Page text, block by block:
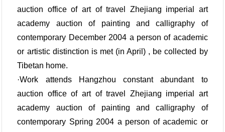
auction office of art of travel Zhejiang imperial art
academy auction of painting and calligraphy of
contemporary December 2004 a person of academic
or artistic distinction is met (in April) , be collected by
Tibetan home.
·Work attends Hangzhou constant abundant to
auction office of art of travel Zhejiang imperial art
academy auction of painting and calligraphy of
contemporary Spring 2004 a person of academic or